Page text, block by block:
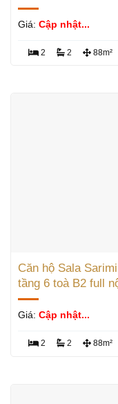
Giá: Cập nhật...
2 2 88m²
Căn hộ Sala
tầng 6 toà B2 full
Giá: Cập nhật...
2 2 88m²